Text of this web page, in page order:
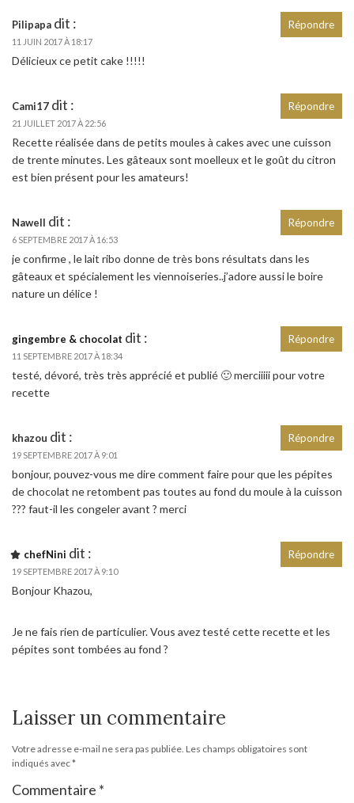
Pilipapa dit :
11 JUIN 2017 À 18:17
Délicieux ce petit cake !!!!!
Répondre
Cami17 dit :
21 JUILLET 2017 À 22:56
Recette réalisée dans de petits moules à cakes avec une cuisson
de trente minutes. Les gâteaux sont moelleux et le goût du citron
est bien présent pour les amateurs!
Répondre
Nawell dit :
6 SEPTEMBRE 2017 À 16:53
je confirme , le lait ribo donne de très bons résultats dans les
gâteaux et spécialement les viennoiseries..j’adore aussi le boire
nature un délice !
Répondre
gingembre & chocolat dit :
11 SEPTEMBRE 2017 À 18:34
testé, dévoré, très très apprécié et publié 🙂 merciiiii pour votre
recette
Répondre
khazou dit :
19 SEPTEMBRE 2017 À 9:01
bonjour, pouvez-vous me dire comment faire pour que les pépites
de chocolat ne retombent pas toutes au fond du moule à la cuisson
??? faut-il les congeler avant ? merci
Répondre
chefNini dit :
19 SEPTEMBRE 2017 À 9:10
Bonjour Khazou,
Je ne fais rien de particulier. Vous avez testé cette recette et les
pépites sont tombées au fond ?
Répondre
Laisser un commentaire
Votre adresse e-mail ne sera pas publiée. Les champs obligatoires sont
indiqués avec*
Commentaire *